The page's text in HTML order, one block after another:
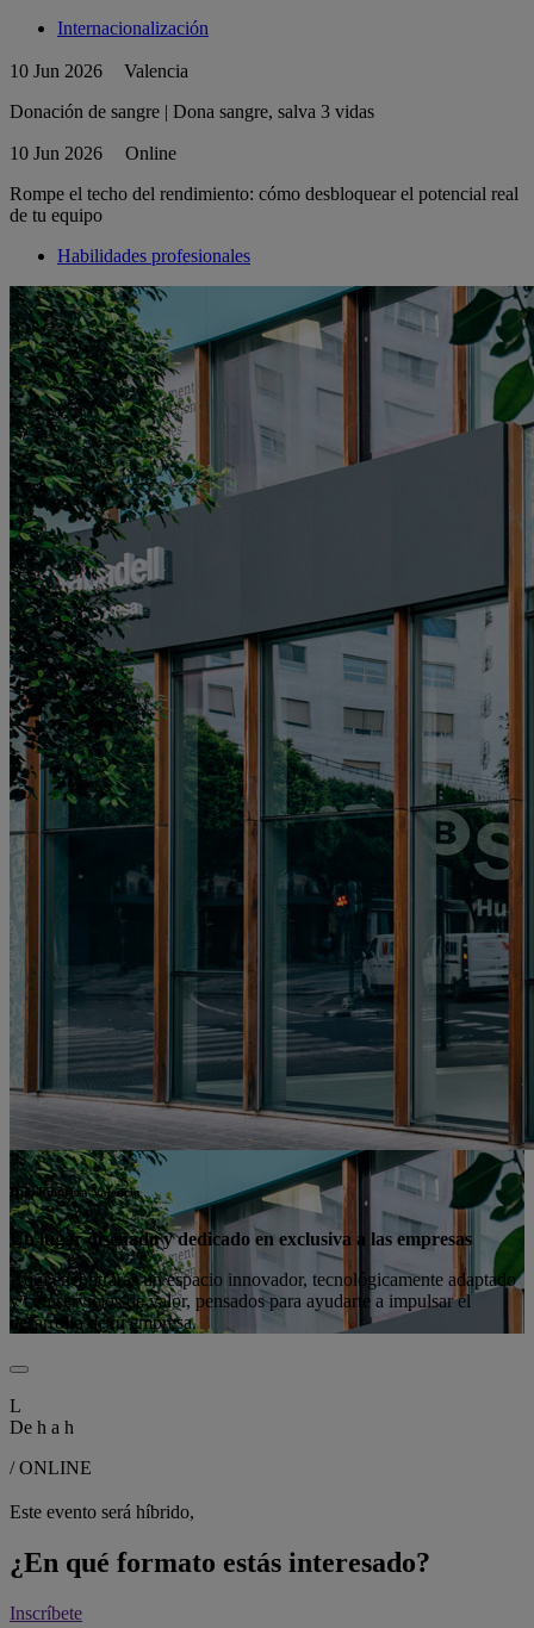
Internacionalización
10 Jun 2026
Valencia
Donación de sangre | Dona sangre, salva 3 vidas
10 Jun 2026
Online
Rompe el techo del rendimiento: cómo desbloquear el potencial real
de tu equipo
Habilidades profesionales
Hub Empresa Valencia
Un lugar diseñado y dedicado en exclusiva a las empresas
Aquí encontrarás un espacio innovador, tecnológicamente adaptado
y con servicios de valor, pensados para ayudarte a impulsar el
desarrollo de tu empresa.
L
De h a h
/ ONLINE
Este evento será híbrido,
¿En qué formato estás interesado?
Inscríbete